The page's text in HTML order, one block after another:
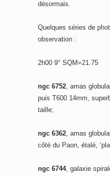
désormais.
Quelques séries de
observation :
2h00 9° SQM=21.75
ngc 6752, amas
puis T600 14mm,
taille;
ngc 6362, amas
côté du Paon, étalé,
ngc 6744, galaxie